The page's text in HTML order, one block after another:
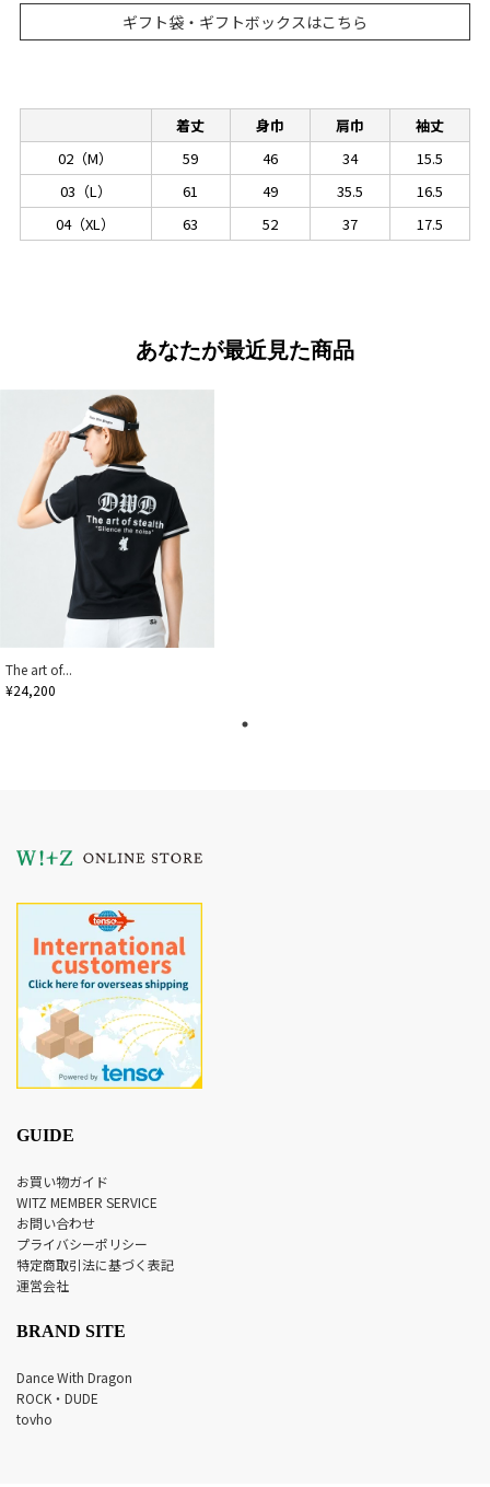
ギフト袋・ギフトボックスはこちら
着丈 身巾 肩巾
袖丈
02（M）
59 46 34
15.5
03（L）
61 49 35.5
16.5
04（XL）
63 52 37 17.5
あなたが最近見た商品
The art of...
¥24,200
GUIDE
お買い物ガイド
WITZ MEMBER SERVICE
お問い合わせ
プライバシーポリシー
特定商取引法に基づく表記
運営会社
BRAND SITE
Dance With Dragon
ROCK・DUDE
tovho